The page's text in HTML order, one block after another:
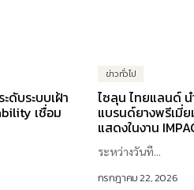
ดับระบบเฝ้า
เชื่อม
ข่าวทั่วไป
ไซลุน ไทยแลนด์
แบรนด์ยางพรีเมี่
แสดงในงาน
ระหว่างวันที...
กรกฎาคม 22, 2026